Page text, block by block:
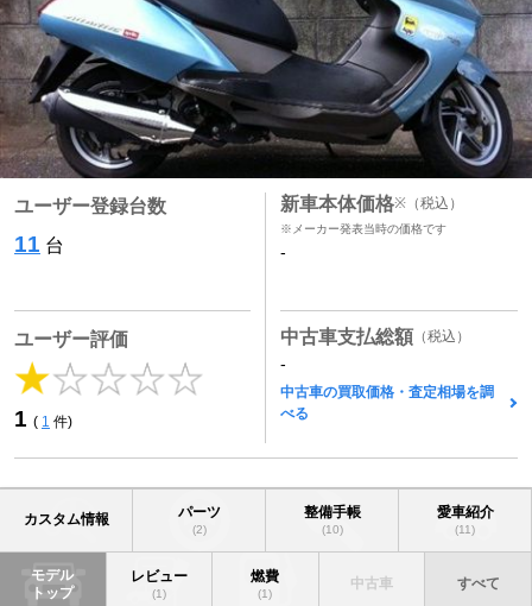
ユーザー登録台数
11 台
ユーザー評価
1 ( 1 件)
新車本体価格※ （税込）
※メーカー発表当時の価格です
-
中古車支払総額 （税込）
-
中古車の買取価格・査定相場を調
べる
カスタム情報 パーツ
(2)
整備手帳
(10)
愛車紹介
(11)
モデル
トップ
レビュー
(1)
燃費
(1)
中古車 すべて